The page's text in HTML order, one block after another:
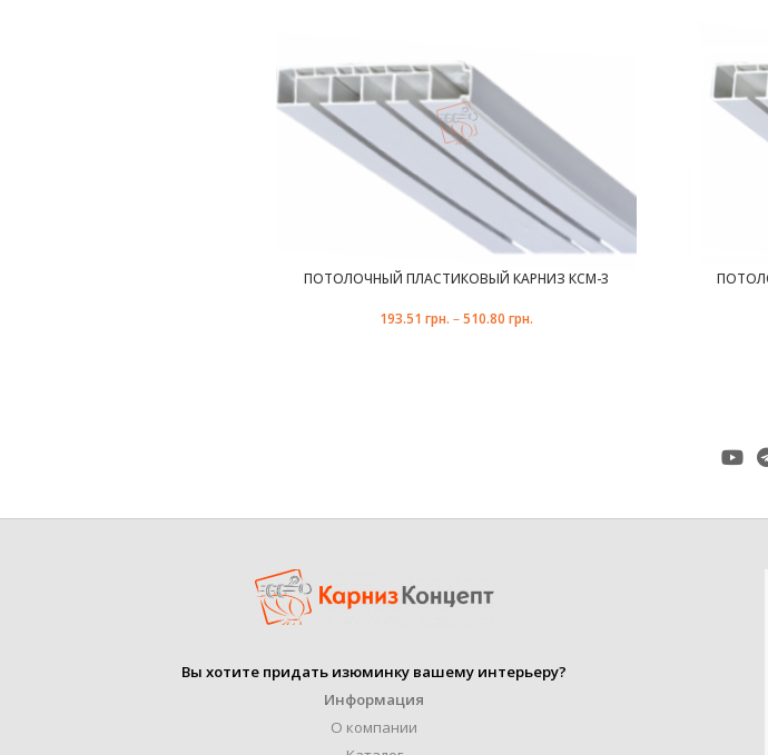
ПОТОЛОЧНЫЙ ПЛАСТИКОВЫЙ КАРНИЗ КСМ-3
193.51 грн. –510.80 грн.
Вы хотите придать изюминку вашему интерьеру?
Информация
О компании